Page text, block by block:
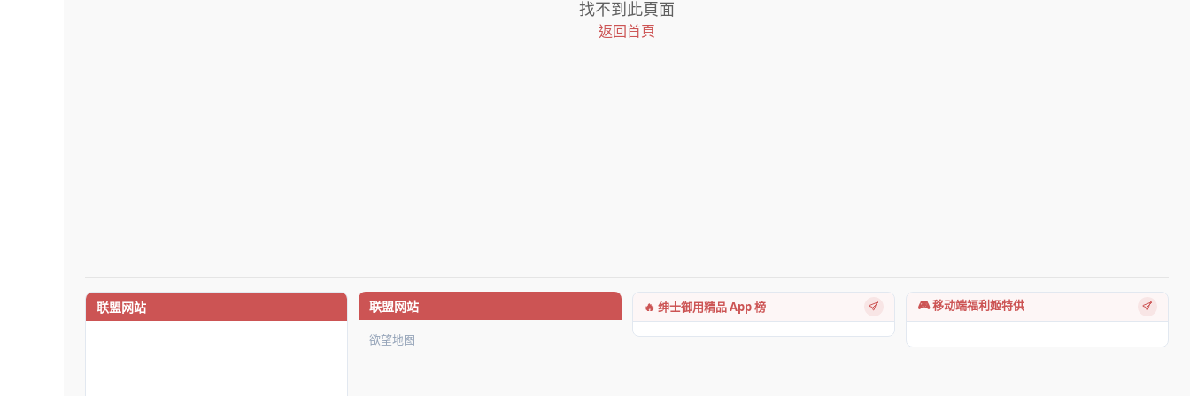
找不到此頁面
返回首頁
联盟网站 联盟网站
欲望地图
🔥 绅士御用精品 App 榜 🎮 移动端福利姬特供